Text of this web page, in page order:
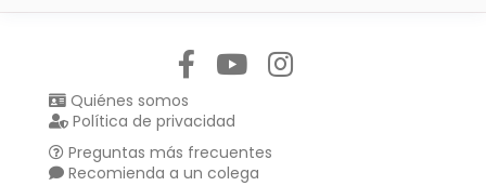
Quiénes somos
Política de privacidad
Preguntas más frecuentes
Recomienda a un colega